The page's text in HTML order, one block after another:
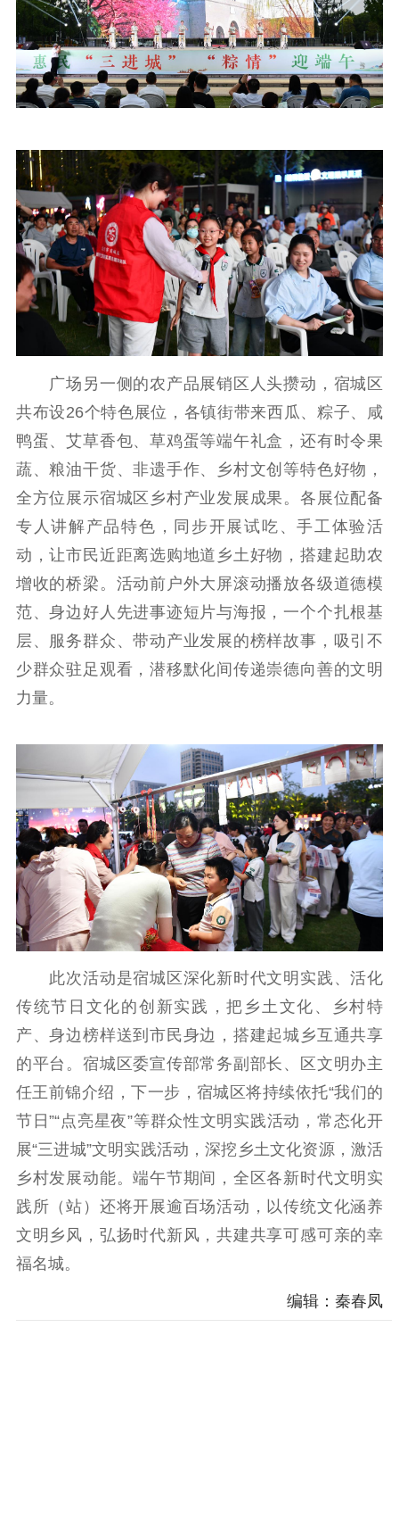
电影工作
电影创作 电影市场
机关党建
文化人才
紫金人才 职称评审
数据资源
公共服务
新时代公民素养
提升资源库
新闻出版
政务服务
作品著作权
登记服务
科研创新
服务管理平台
智库服务
管理平台
文艺创作
服务管理
文化产业
数字出版
新闻发布工作备
服务
共建共享平台
习平台
责任编辑注册
业务申报系统
广场另一侧的农产品展销区人头攒动，宿城区
共布设26个特色展位，各镇街带来西瓜、粽子、咸
鸭蛋、艾草香包、草鸡蛋等端午礼盒，还有时令果
蔬、粮油干货、非遗手作、乡村文创等特色好物，
全方位展示宿城区乡村产业发展成果。各展位配备
专人讲解产品特色，同步开展试吃、手工体验活
动，让市民近距离选购地道乡土好物，搭建起助农
增收的桥梁。活动前户外大屏滚动播放各级道德模
范、身边好人先进事迹短片与海报，一个个扎根基
层、服务群众、带动产业发展的榜样故事，吸引不
少群众驻足观看，潜移默化间传递崇德向善的文明
力量。
此次活动是宿城区深化新时代文明实践、活化
传统节日文化的创新实践，把乡土文化、乡村特
产、身边榜样送到市民身边，搭建起城乡互通共享
的平台。宿城区委宣传部常务副部长、区文明办主
任王前锦介绍，下一步，宿城区将持续依托“我们的
节日”“点亮星夜”等群众性文明实践活动，常态化开
展“三进城”文明实践活动，深挖乡土文化资源，激活
乡村发展动能。端午节期间，全区各新时代文明实
践所（站）还将开展逾百场活动，以传统文化涵养
文明乡风，弘扬时代新风，共建共享可感可亲的幸
福名城。
编辑：秦春凤